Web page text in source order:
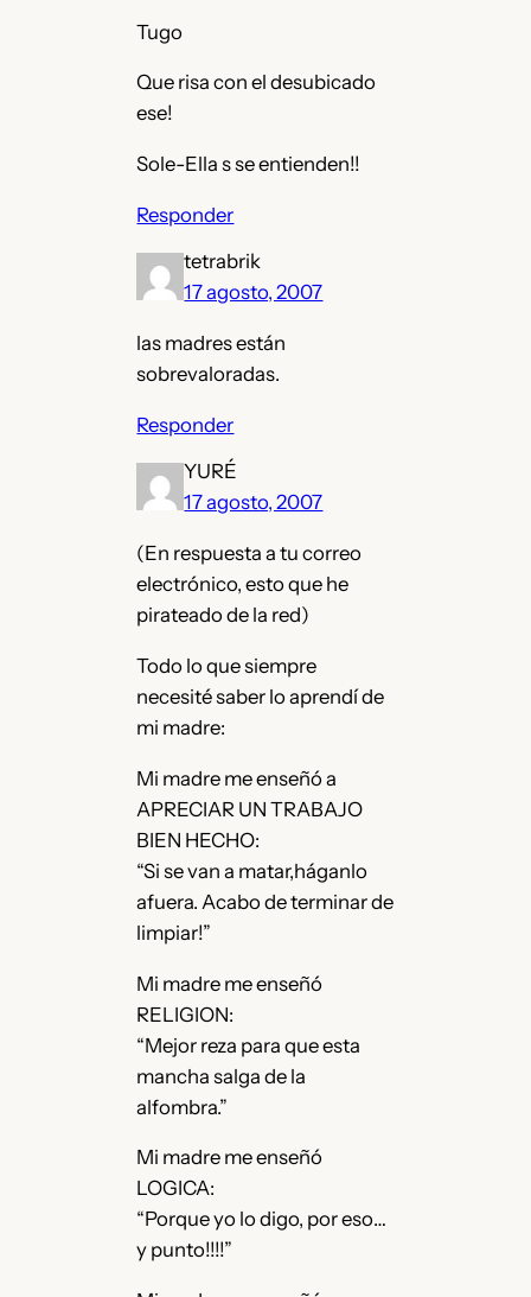
Tugo
Que risa con el desubicado
ese!
Sole-Ella s se entienden!!
Responder
tetrabrik
17 agosto, 2007
las madres están
sobrevaloradas.
Responder
YURÉ
17 agosto, 2007
(En respuesta a tu correo
electrónico, esto que he
pirateado de la red)
Todo lo que siempre
necesité saber lo aprendí de
mi madre:
Mi madre me enseñó a
APRECIAR UN TRABAJO
BIEN HECHO:
“Si se van a matar,háganlo
afuera. Acabo de terminar de
limpiar!”
Mi madre me enseñó
RELIGION:
“Mejor reza para que esta
mancha salga de la
alfombra.”
Mi madre me enseñó
LOGICA:
“Porque yo lo digo, por eso…
y punto!!!!”